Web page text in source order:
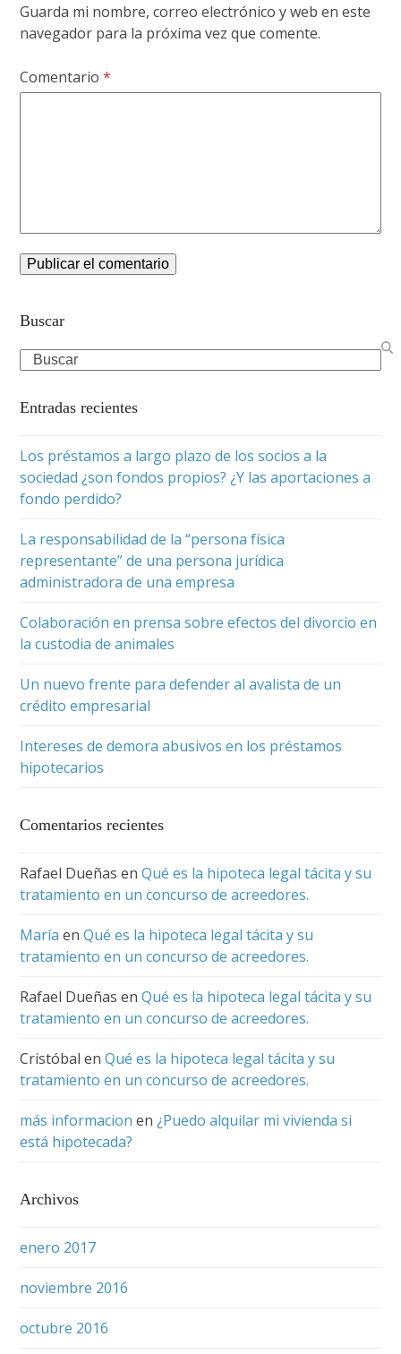
Guarda mi nombre, correo electrónico y web en este
navegador para la próxima vez que comente.
Comentario*
Buscar
Search
Entradas recientes
Los préstamos a largo plazo de los socios a la
sociedad ¿son fondos propios? ¿Y las aportaciones a
fondo perdido?
La responsabilidad de la “persona física
representante” de una persona jurídica
administradora de una empresa
Colaboración en prensa sobre efectos del divorcio en
la custodia de animales
Un nuevo frente para defender al avalista de un
crédito empresarial
Intereses de demora abusivos en los préstamos
hipotecarios
Comentarios recientes
Rafael Dueñas enQué es la hipoteca legal tácita y su
tratamiento en un concurso de acreedores.
María enQué es la hipoteca legal tácita y su
tratamiento en un concurso de acreedores.
Rafael Dueñas enQué es la hipoteca legal tácita y su
tratamiento en un concurso de acreedores.
Cristóbal enQué es la hipoteca legal tácita y su
tratamiento en un concurso de acreedores.
más informacion en¿Puedo alquilar mi vivienda si
está hipotecada?
Archivos
enero 2017
noviembre 2016
octubre 2016